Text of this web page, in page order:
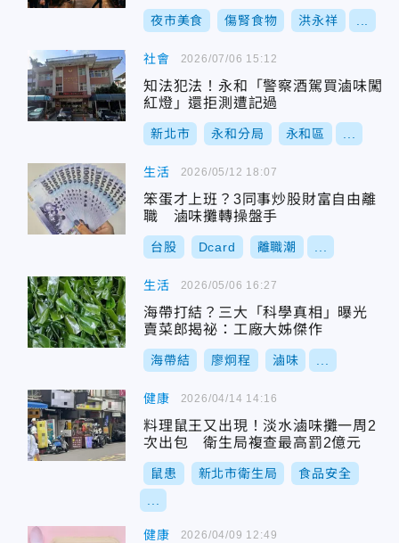
夜市美食 傷腎食物 洪永祥
社會
知法犯法！永和「警察酒駕買滷味闖
紅燈」還拒測遭記過
新北市 永和分局 永和區
2026/07/06 15:12
生活
笨蛋才上班？3同事炒股財富自由離
職 滷味攤轉操盤手
台股 Dcard 離職潮
2026/05/12 18:07
生活
海帶打結？三大「科學真相」曝光
賣菜郎揭祕：工廠大姊傑作
海帶結 廖炯程 滷味
2026/05/06 16:27
健康
料理鼠王又出現！淡水滷味攤一周2
次出包 衛生局複查最高罰2億元
鼠患 新北市衛生局 食品安全
2026/04/14 14:16
健康 2026/04/09 12:49